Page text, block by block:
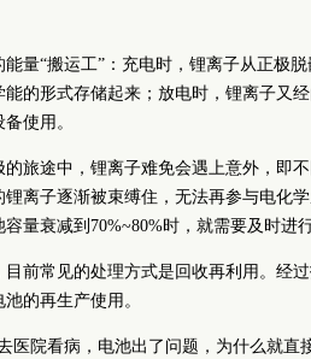
量“搬运工”：充电时，锂离子从正极
的形式存储起来；放电时，锂离子又
使用。
的旅途中，锂离子难免会遇上意外，即
锂离子逐渐被束缚住，无法再参与电化
量衰减到70%~80%时，就需要及时进行
目前常见的处理方式是回收再利用。经
的再生产使用。
医院看病，电池出了问题，为什么就